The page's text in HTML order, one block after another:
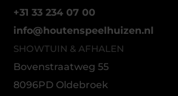
+31 33 234 07 00
info@houtenspeelhuizen.nl
SHOWTUIN & AFHALEN
Bovenstraatweg 55
8096PD Oldebroek